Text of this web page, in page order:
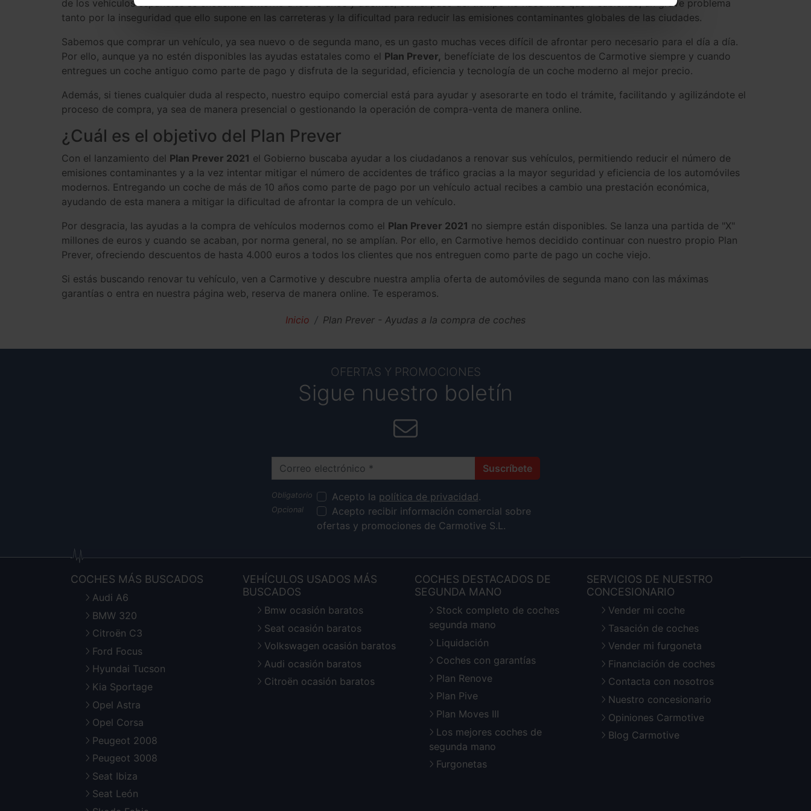
de los vehículos españoles se encuentra entorno a los 13 años y además, con el paso del tiempo no hace más que ir subiendo, un grave problema
tanto por la inseguridad que ello supone en las carreteras y la dificultad para reducir las emisiones contaminantes globales de las ciudades.
Sabemos que comprar un vehículo, ya sea nuevo o de segunda mano, es un gasto muchas veces difícil de afrontar pero necesario para el día a día.
Por ello, aunque ya no estén disponibles las ayudas estatales como el Plan Prever, benefíciate de los descuentos de Carmotive siempre y cuando
entregues un coche antiguo como parte de pago y disfruta de la seguridad, eficiencia y tecnología de un coche moderno al mejor precio.
Además, si tienes cualquier duda al respecto, nuestro equipo comercial está para ayudar y asesorarte en todo el trámite, facilitando y agilizándote el
proceso de compra, ya sea de manera presencial o gestionando la operación de compra-venta de manera online.
¿Cuál es el objetivo del Plan Prever
Con el lanzamiento del Plan Prever 2021 el Gobierno buscaba ayudar a los ciudadanos a renovar sus vehículos, permitiendo reducir el número de
emisiones contaminantes y a la vez intentar mitigar el número de accidentes de tráfico gracias a la mayor seguridad y eficiencia de los automóviles
modernos. Entregando un coche de más de 10 años como parte de pago por un vehículo actual recibes a cambio una prestación económica,
ayudando de esta manera a mitigar la dificultad de afrontar la compra de un vehículo.
Por desgracia, las ayudas a la compra de vehículos modernos como el Plan Prever 2021 no siempre están disponibles. Se lanza una partida de "X"
millones de euros y cuando se acaban, por norma general, no se amplían. Por ello, en Carmotive hemos decidido continuar con nuestro propio Plan
Prever, ofreciendo descuentos de hasta 4.000 euros a todos los clientes que nos entreguen como parte de pago un coche viejo.
Si estás buscando renovar tu vehículo, ven a Carmotive y descubre nuestra amplia oferta de automóviles de segunda mano con las máximas
garantías o entra en nuestra página web, reserva de manera online. Te esperamos.
Inicio Plan Prever - Ayudas a la compra de coches
OFERTAS Y PROMOCIONES
Sigue nuestro boletín
Correo electrónico Suscríbete
Acepto la política de privacidad.
Acepto recibir información comercial sobre
ofertas y promociones de Carmotive S.L.
COCHES MÁS BUSCADOS
Audi A6
BMW 320
Citroën C3
Ford Focus
Hyundai Tucson
Kia Sportage
Opel Astra
Opel Corsa
Peugeot 2008
Peugeot 3008
Seat Ibiza
Seat León
VEHÍCULOS USADOS MÁS
BUSCADOS
Bmw ocasión baratos
Seat ocasión baratos
Volkswagen ocasión baratos
Audi ocasión baratos
Citroën ocasión baratos
COCHES DESTACADOS DE
SEGUNDA MANO
Stock completo de coches
segunda mano
Liquidación
Coches con garantías
Plan Renove
Plan Pive
Plan Moves III
Los mejores coches de
segunda mano
Furgonetas
SERVICIOS DE NUESTRO
CONCESIONARIO
Vender mi coche
Tasación de coches
Vender mi furgoneta
Financiación de coches
Contacta con nosotros
Nuestro concesionario
Opiniones Carmotive
Blog Carmotive